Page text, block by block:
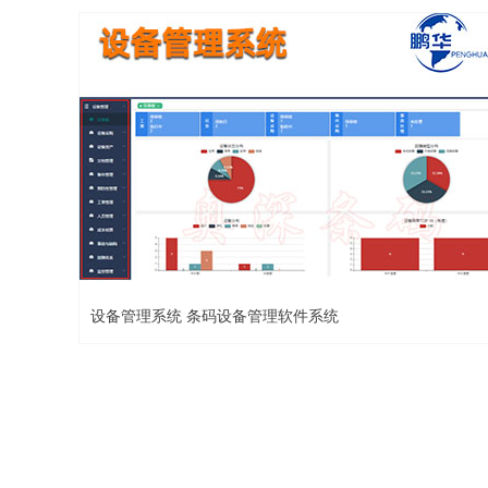
设备管理系统 条码设备管理软件系统